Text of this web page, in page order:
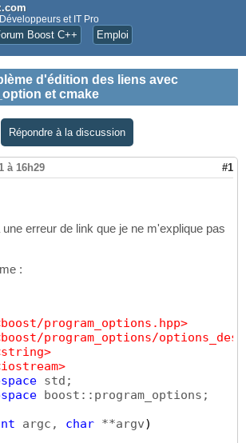
et IT Pro
Boost C++ Emploi
d'édition des liens avec
et cmake
Répondre à la discussion
à 16h29 #1
erreur de link que je ne m'explique pas
:
program_options.hpp>
program_options/
boost::program_options;
argc, char **argv)